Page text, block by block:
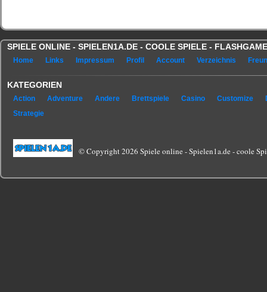
SPIELE ONLINE - SPIELEN1A.DE - COOLE SPIELE -
Home Links Impressum Profil Account Verzeichnis
KATEGORIEN
Action Adventure Andere Brettspiele Casino Customize
Strategie
© Copyright 2026 Spiele online - Spielen1a.de - coole